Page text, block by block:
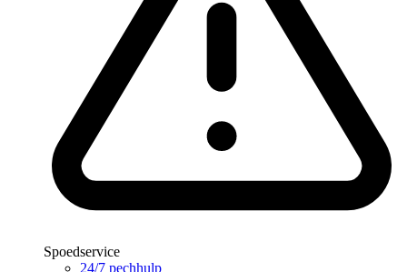
Spoedservice
24/7 pechhulp